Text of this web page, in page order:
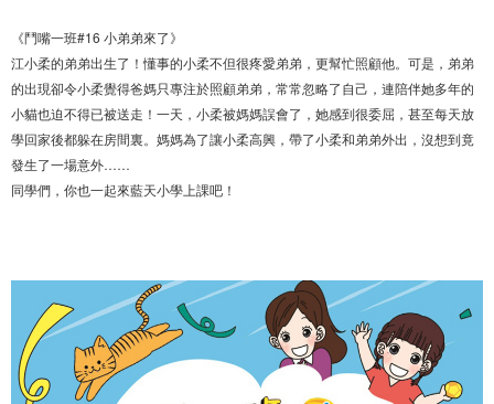
《鬥嘴一班#16 小弟弟來了》
江小柔的弟弟出生了！懂事的小柔不但很疼愛弟弟，更幫忙照顧他。可是，弟弟
的出現卻令小柔覺得爸媽只專注於照顧弟弟，常常忽略了自己，連陪伴她多年的
小貓也迫不得已被送走！一天，小柔被媽媽誤會了，她感到很委屈，甚至每天放
學回家後都躲在房間裏。媽媽為了讓小柔高興，帶了小柔和弟弟外出，沒想到竟
發生了一場意外……
同學們，你也一起來藍天小學上課吧！